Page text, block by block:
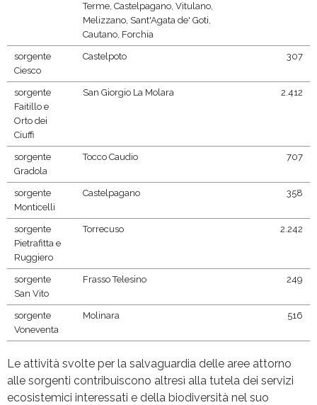
Terme, Castelpagano, Vitulano,
Melizzano, Sant'Agata de' Goti,
Cautano, Forchia
sorgente
Ciesco
Castelpoto 307
sorgente
Faitillo e
Orto dei
Ciuffi
San Giorgio La Molara 2.412
sorgente
Gradola
Tocco Caudio 707
sorgente
Monticelli
Castelpagano 358
sorgente
Pietrafitta e
Ruggiero
Torrecuso 2.242
sorgente
San Vito
Frasso Telesino 249
sorgente
Voneventa
Molinara 516
Le attività svolte per la salvaguardia delle aree attorno
alle sorgenti contribuiscono altresì alla tutela dei servizi
ecosistemici interessati e della biodiversità nel suo